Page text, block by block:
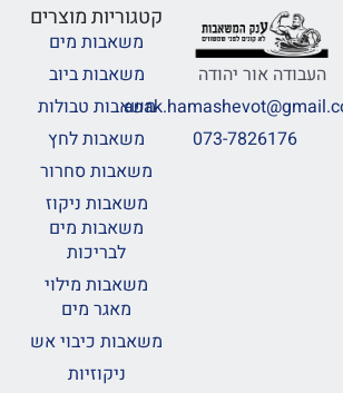
העבודה אור יהודה
073-7826176
קטגוריות מוצרים
משאבות מים
משאבות ביוב
משאבות טבולות
משאבות לחץ
משאבות סחרור
משאבות ניקוז
משאבות מים
לבריכות
משאבות מילוי
מאגר מים
משאבות כיבוי אש
ניקוזיות